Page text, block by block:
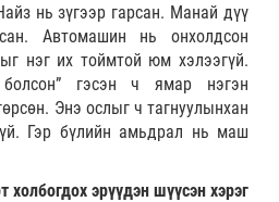
нь зүгээр гарсан. Манай дүү
Автомашин нь онхолдсон
нэг их тоймтой юм хэлээгүй.
болсон” гэсэн ч ямар нэгэн
Энэ ослыг ч тагнуулынхан
Гэр бүлийн амьдрал нь маш
эрүүдэн шүүсэн хэрэг